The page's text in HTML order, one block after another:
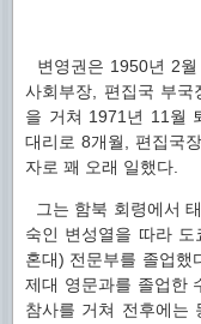
변영권은 1950년 2월
사회부장, 편집국 부
을 거쳐 1971년 11월
대리로 8개월, 편집국
자로 꽤 오래 일했다.
그는 함북 회령에서
숙인 변성열을 따라 도
혼대) 전문부를 졸업했
제대 영문과를 졸업한
참사를 거쳐 전후에는